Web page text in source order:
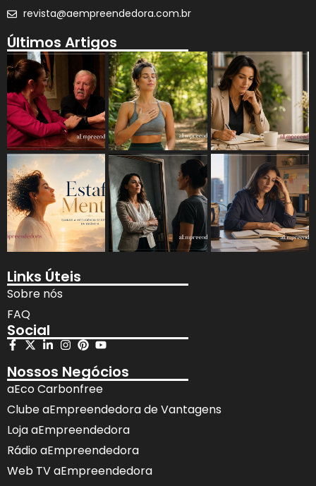
revista@aempreendedora.com.br
Últimos Artigos
Links Úteis
Sobre nós
FAQ
Social
Nossos Negócios
aEco Carbonfree
Clube aEmpreendedora de Vantagens
Loja aEmpreendedora
Rádio aEmpreendedora
Web TV aEmpreendedora